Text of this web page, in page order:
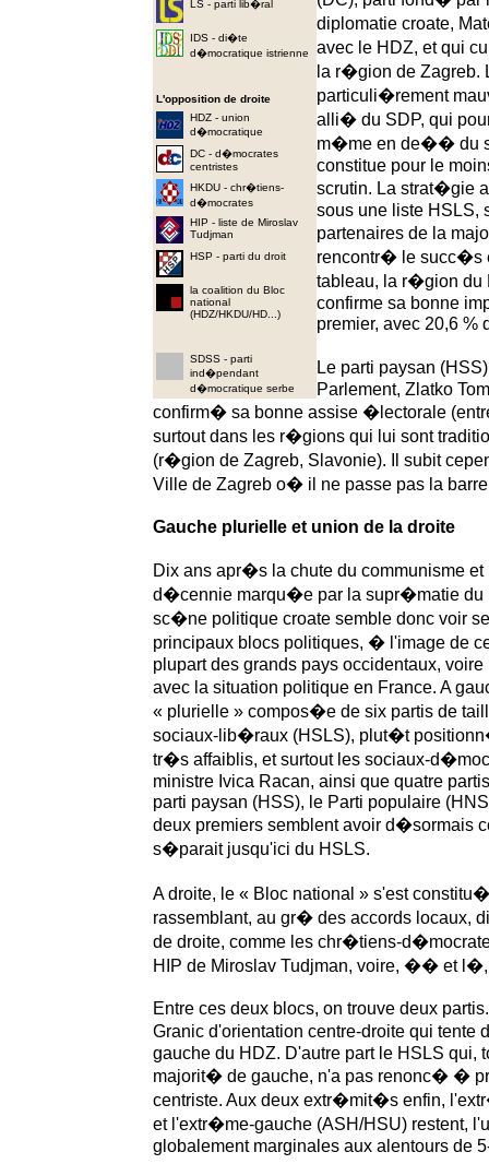
LS - parti lib�ral
IDS - di�te
d�mocratique istrienne
L'opposition de droite
HDZ - union
d�mocratique
DC - d�mocrates
centristes
HKDU - chr�tiens-
d�mocrates
HIP - liste de Miroslav
Tudjman
HSP - parti du droit
la coalition du Bloc
national
(HDZ/HKDU/HD...)
SDSS - parti
ind�pendant
d�mocratique serbe
diplomatie croate,
avec le HDZ, et qui
la r�gion de Zagreb.
particuli�rement
alli� du SDP, qui
m�me en de�� du
constitue pour le
scrutin. La strat�gie
sous une liste HSLS,
partenaires de la
rencontr� le succ�s
tableau, la r�gion du
confirme sa bonne
premier, avec 20,6 %
Le parti paysan
Parlement, Zlatko
confirm� sa bonne assise �lectorale
surtout dans les r�gions qui lui sont
(r�gion de Zagreb, Slavonie). Il subit
Ville de Zagreb o� il ne passe pas la
Gauche plurielle et union de la droite
Dix ans apr�s la chute du communisme
d�cennie marqu�e par la supr�matie du
sc�ne politique croate semble donc voir
principaux blocs politiques, � l'image de
plupart des grands pays occidentaux,
avec la situation politique en France. A
« plurielle » compos�e de six partis de
sociaux-lib�raux (HSLS), plut�t
tr�s affaiblis, et surtout les sociaux-
ministre Ivica Racan, ainsi que quatre
parti paysan (HSS), le Parti populaire
deux premiers semblent avoir d�sormais
s�parait jusqu'ici du HSLS.
A droite, le « Bloc national » s'est
rassemblant, au gr� des accords locaux,
de droite, comme les chr�tiens-
HIP de Miroslav Tudjman, voire, �� et
Entre ces deux blocs, on trouve deux
Granic d'orientation centre-droite qui tente
gauche du HDZ. D'autre part le HSLS qui,
majorit� de gauche, n'a pas renonc� �
centriste. Aux deux extr�mit�s enfin,
et l'extr�me-gauche (ASH/HSU) restent,
globalement marginales aux alentours de